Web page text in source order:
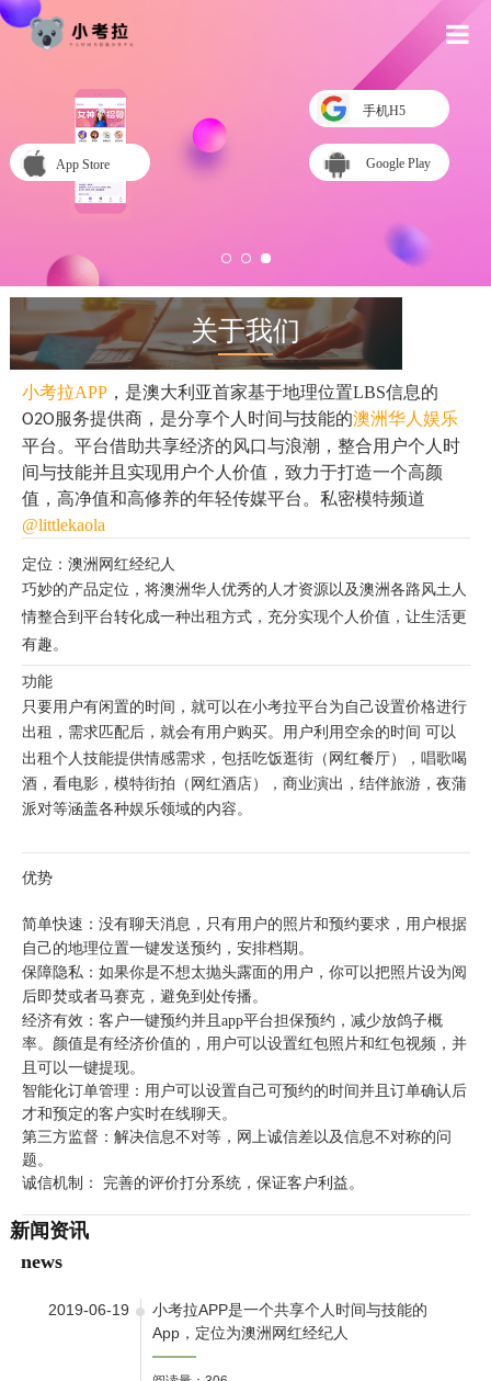
App Store Google Play
手机H5
小考拉APP ， 是澳大利亚首家基于地理位置LBS信息的
O2O服务提供商，是分享个人时间与技能的澳洲华人娱乐
平台。平台借助共享经济的风口与浪潮 ，整合用户个人时
间与技能并且 实现用户个人价值，致力于打造一个高颜
值，高净值和高修养的年轻传媒平台。私密模特频道
@littlekaola
定位：澳洲网红经纪人
巧妙的产品定位，将澳洲华人优秀的人才资源以及澳洲各路风土人
情整合到平台转化成一种出租方式，充分实现个人价值，让生活更
有趣。
功能
只要用户有闲置的时间，就可以在小考拉平台为自己设置价格进行
出租，需求匹配后，就会有用户购买。用户利用空余的时间 可以
出租个人技能提供情感需求 ，包括吃饭逛街（网红餐厅），唱歌喝
酒，看电影，模特街拍（网红酒店），商业演出，结伴旅游，夜蒲
派对等涵盖各种娱乐领域的内容。
优势
简单快速：没有聊天消息，只有用户的照片和预约要求， 用户根据
自己的地理位置一键发送预约，安排档期 。
保障隐私：如果你是不想太抛头露面的用户 ，你可以把照片设为阅
后即焚或者马赛克 ，避免到处传播。
经济有效：客户一键预约并且app平台担保预约，减少放鸽子概
率。 颜值是有经济价值的 ， 用户可以设置红包照片和红包视频 ，并
且可以一键提现。
智能化订单管理：用户可以设置自己可预约的时间并且订单确认后
才和预定的客户实时在线聊天。
第三方监督：解决信息不对等，网上诚信差以及信息不对称的问
题。
诚信机制：
完善的评价打分系统，保证客户利益。
关于我们
新闻资讯
news
2019-06-19
小考拉APP是一个共享个人时间与技能的
App，定位为澳洲网红经纪人